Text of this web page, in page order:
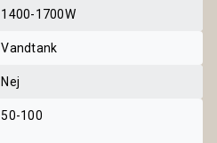
1400-1700W
Vandtank
Nej
50-100